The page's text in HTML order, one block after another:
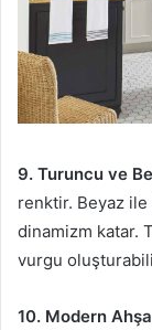
9. Turuncu ve
renktir. Beyaz
dinamizm katar.
vurgu
10. Modern